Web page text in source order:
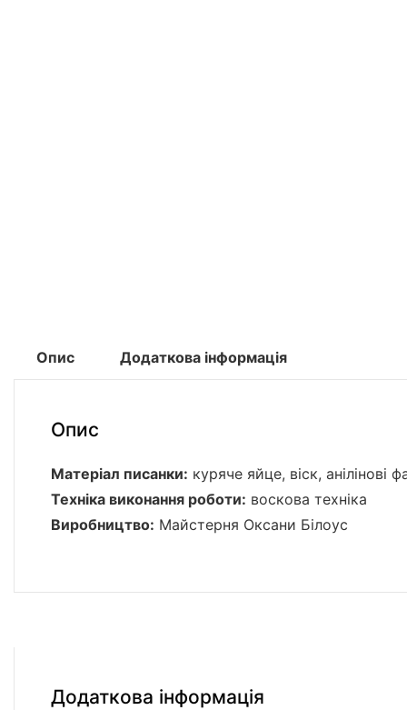
Опис Додаткова інформація
Опис
Матеріал писанки: куряче яйце, віск, анілінові
Техніка виконання роботи: воскова техніка
Виробництво: Майстерня Оксани Білоус
Додаткова інформація